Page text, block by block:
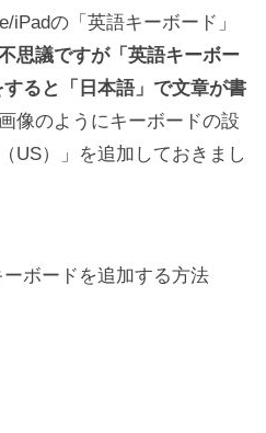
iPadの「英語キーボード」
思議ですが「英語キーボー
すると「日本語」で文章が書
像のようにキーボードの設
US）」を追加しておきまし
ボードを追加する方法